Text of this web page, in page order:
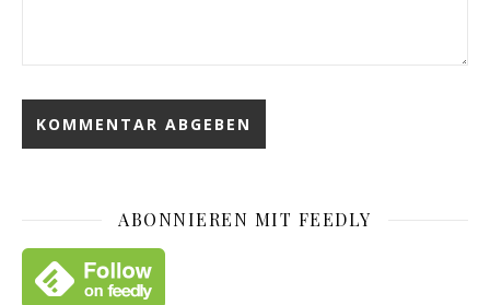
ABONNIEREN MIT FEEDLY